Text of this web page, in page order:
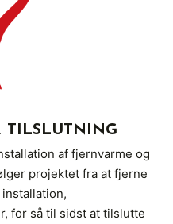
TILSLUTNING
af fjernvarme og
projektet fra at fjerne
for så til sidst at tilslutte